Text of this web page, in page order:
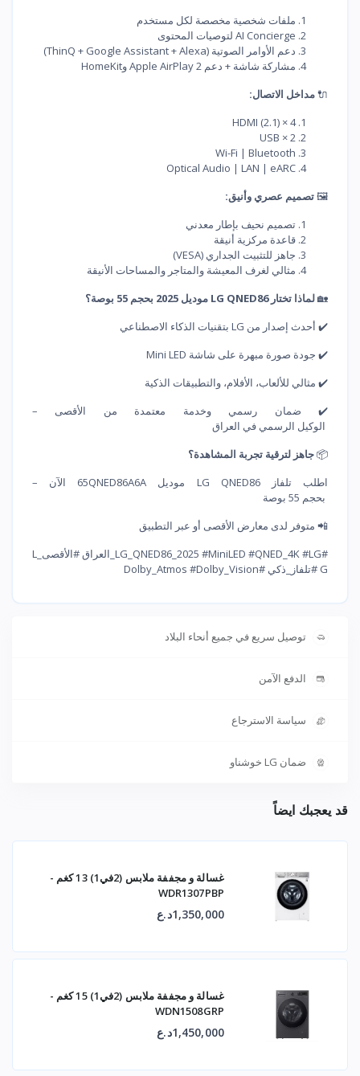
ملفات شخصية مخصصة لكل مستخدم
AI Concierge لتوصيات المحتوى
دعم الأوامر الصوتية (ThinQ + Google Assistant + Alexa)
مشاركة شاشة + دعم Apple AirPlay 2 وHomeKit
🔌مداخل الاتصال:
4 × HDMI (2.1)
2 × USB
Wi-Fi | Bluetooth
Optical Audio | LAN | eARC
🖼️تصميم عصري وأنيق:
تصميم نحيف بإطار معدني
قاعدة مركزية أنيقة
جاهز للتثبيت الجداري (VESA)
مثالي لغرف المعيشة والمتاجر والمساحات الأنيقة
🏡لماذا تختار LG QNED86 موديل 2025 بحجم 55 بوصة؟
✔️ أحدث إصدار من LG بتقنيات الذكاء الاصطناعي
✔️ جودة صورة مبهرة على شاشة Mini LED
✔️ مثالي للألعاب، الأفلام، والتطبيقات الذكية
✔️ ضمان رسمي وخدمة معتمدة من الأقصى –
الوكيل الرسمي في العراق
📦جاهز لترقية تجربة المشاهدة؟
اطلب تلفاز LG QNED86 موديل 65QNED86A6A الآن –
بحجم 55 بوصة
📲 متوفر لدى معارض الأقصى أو عبر التطبيق
#LG_QNED86_2025 #MiniLED #QNED_4K #LG_العراق #الأقصى_L
G #تلفاز_ذكي #Dolby_Atmos #Dolby_Vision
توصيل سريع في جميع أنحاء البلاد
الدفع الآمن
سياسة الاسترجاع
ضمان LG خوشناو
قد يعجبك ايضاً
غسالة و مجففة ملابس (2في1) 13 كغم -
WDR1307PBP
1,350,000د.ع
غسالة و مجففة ملابس (2في1) 15 كغم -
WDN1508GRP
1,450,000د.ع